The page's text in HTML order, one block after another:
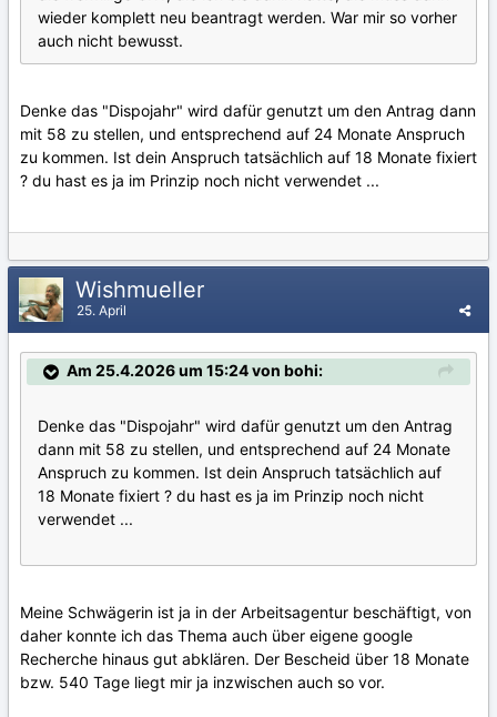
wieder komplett neu beantragt werden. War mir so vorher
auch nicht bewusst.
Denke das "Dispojahr" wird dafür genutzt um den Antrag dann
mit 58 zu stellen, und entsprechend auf 24 Monate Anspruch
zu kommen. Ist dein Anspruch tatsächlich auf 18 Monate fixiert
? du hast es ja im Prinzip noch nicht verwendet ...
Wishmueller
25. April
Am 25.4.2026 um 15:24 von bohi:
Denke das "Dispojahr" wird dafür genutzt um den Antrag
dann mit 58 zu stellen, und entsprechend auf 24 Monate
Anspruch zu kommen. Ist dein Anspruch tatsächlich auf
18 Monate fixiert ? du hast es ja im Prinzip noch nicht
verwendet ...
Meine Schwägerin ist ja in der Arbeitsagentur beschäftigt, von
daher konnte ich das Thema auch über eigene google
Recherche hinaus gut abklären. Der Bescheid über 18 Monate
bzw. 540 Tage liegt mir ja inzwischen auch so vor.